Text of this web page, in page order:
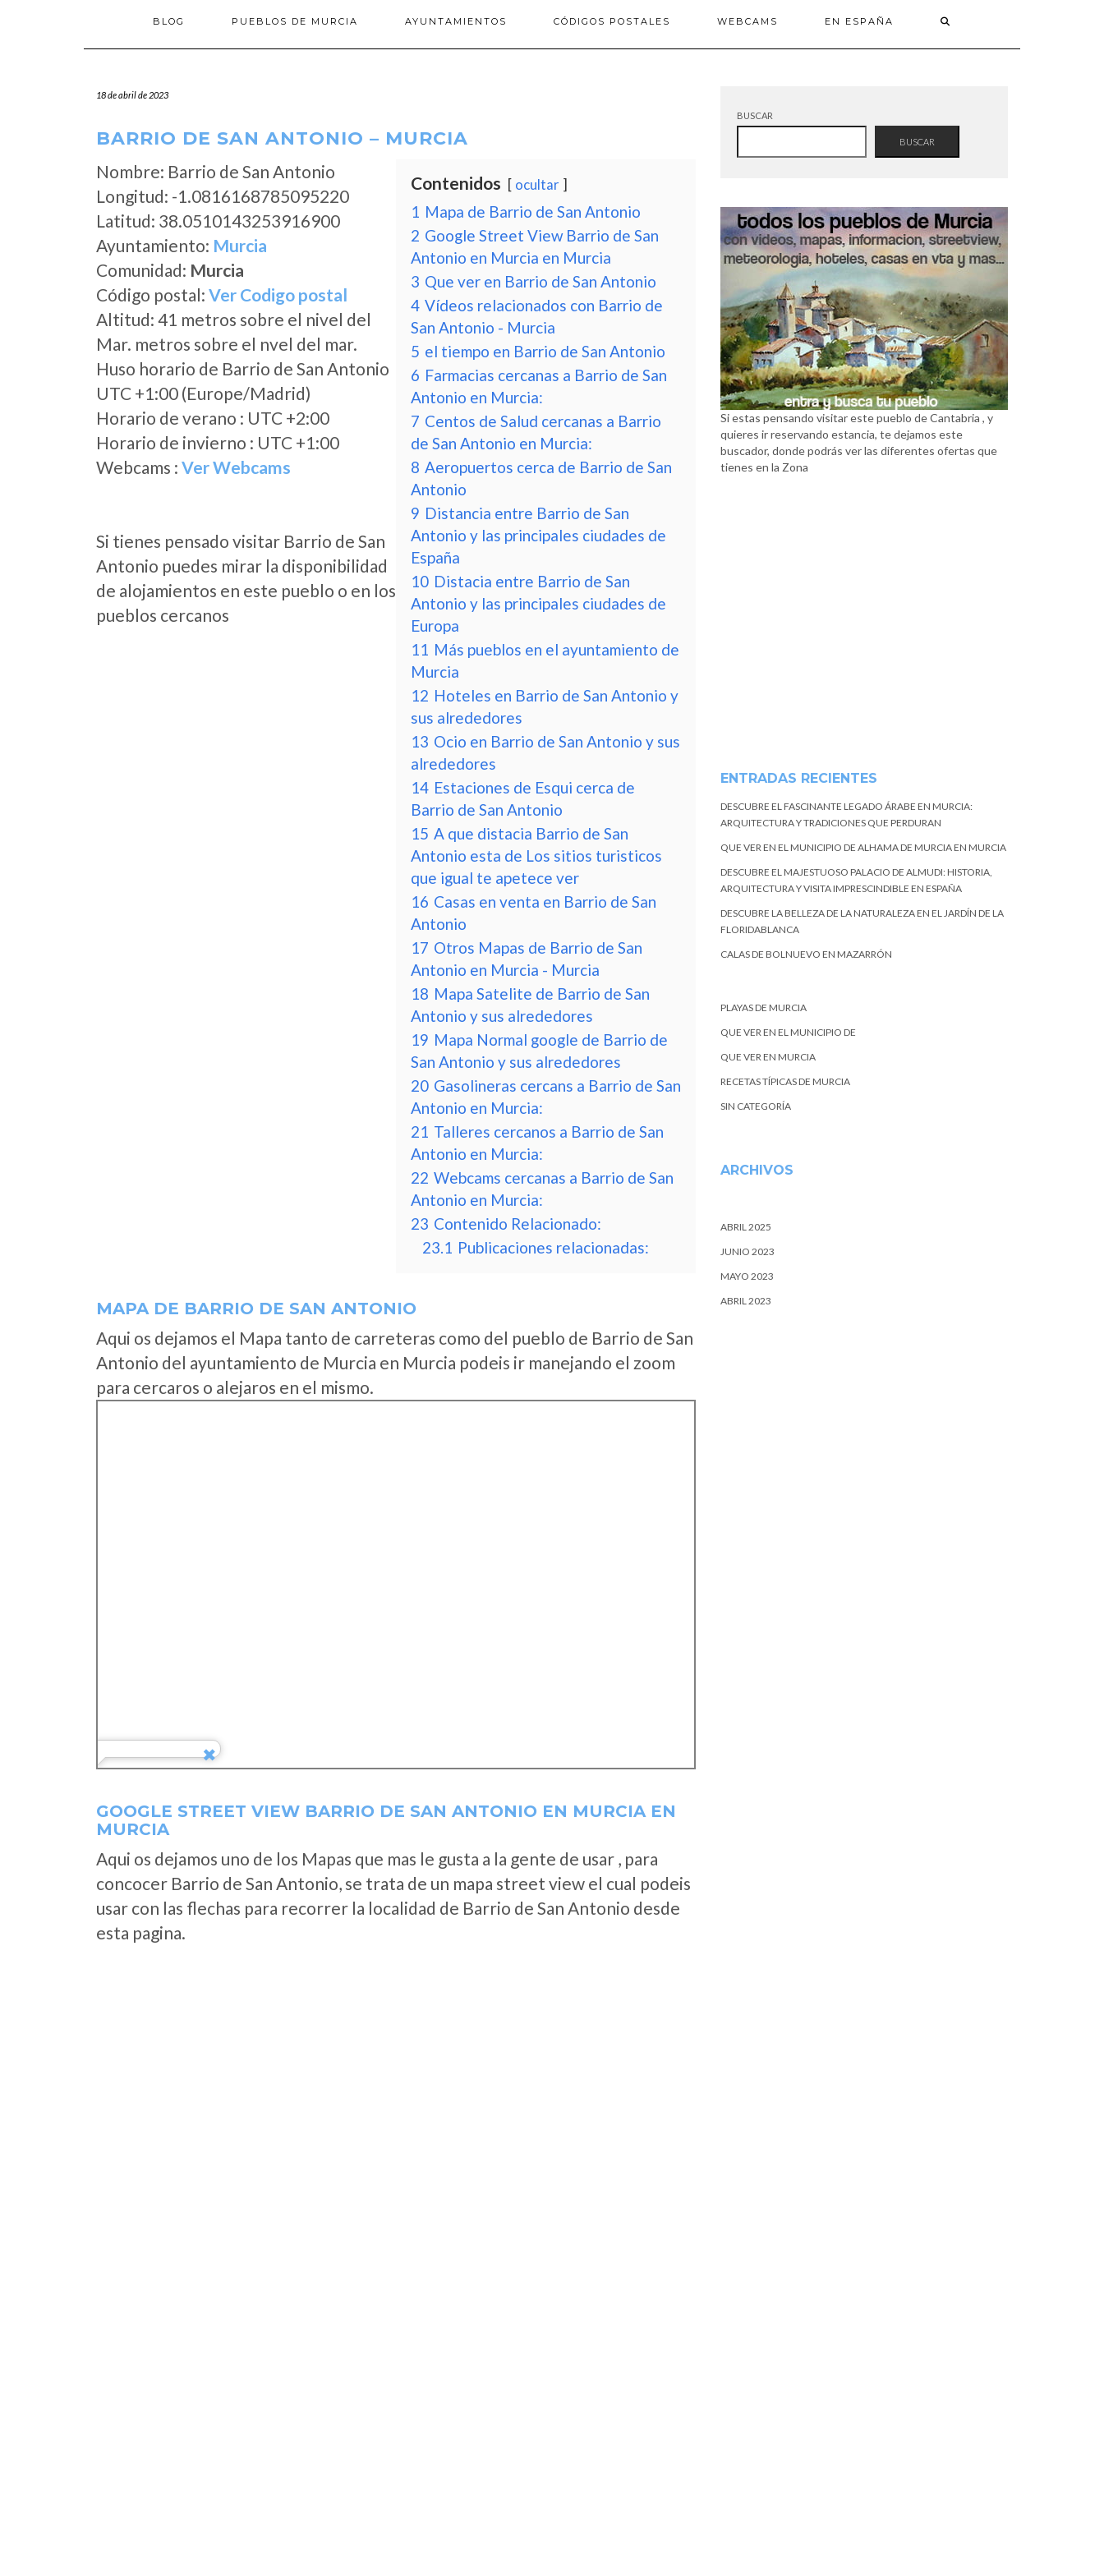
BLOG PUEBLOS DE MURCIA AYUNTAMIENTOS CÓDIGOS POSTALES WEBCAMS EN ESPAÑA
18 de abril de 2023
BARRIO DE SAN ANTONIO – MURCIA
Nombre: Barrio de San Antonio
Longitud: -1.0816168785095220
Latitud: 38.0510143253916900
Ayuntamiento: Murcia
Comunidad: Murcia
Código postal: Ver Codigo postal
Altitud: 41 metros sobre el nivel del
Mar. metros sobre el nvel del mar.
Huso horario de Barrio de San Antonio
UTC +1:00 (Europe/Madrid)
Horario de verano : UTC +2:00
Horario de invierno : UTC +1:00
Webcams : Ver Webcams
Si tienes pensado visitar Barrio de San
Antonio puedes mirar la disponibilidad
de alojamientos en este pueblo o en los
pueblos cercanos
Contenidos ocultar
1 Mapa de Barrio de San Antonio
2 Google Street View Barrio de San
Antonio en Murcia en Murcia
3 Que ver en Barrio de San Antonio
4 Vídeos relacionados con Barrio de
San Antonio - Murcia
5 el tiempo en Barrio de San Antonio
6 Farmacias cercanas a Barrio de San
Antonio en Murcia:
7 Centos de Salud cercanas a Barrio
de San Antonio en Murcia:
8 Aeropuertos cerca de Barrio de San
Antonio
9 Distancia entre Barrio de San
Antonio y las principales ciudades de
España
10 Distacia entre Barrio de San
Antonio y las principales ciudades de
Europa
11 Más pueblos en el ayuntamiento de
Murcia
12 Hoteles en Barrio de San Antonio y
sus alrededores
13 Ocio en Barrio de San Antonio y sus
alrededores
14 Estaciones de Esqui cerca de
Barrio de San Antonio
15 A que distacia Barrio de San
Antonio esta de Los sitios turisticos
que igual te apetece ver
16 Casas en venta en Barrio de San
Antonio
17 Otros Mapas de Barrio de San
Antonio en Murcia - Murcia
18 Mapa Satelite de Barrio de San
Antonio y sus alrededores
19 Mapa Normal google de Barrio de
San Antonio y sus alrededores
20 Gasolineras cercans a Barrio de San
Antonio en Murcia:
21 Talleres cercanos a Barrio de San
Antonio en Murcia:
22 Webcams cercanas a Barrio de San
Antonio en Murcia:
23 Contenido Relacionado:
23.1 Publicaciones relacionadas:
MAPA DE BARRIO DE SAN ANTONIO
Aqui os dejamos el Mapa tanto de carreteras como del pueblo de Barrio de San
Antonio del ayuntamiento de Murcia en Murcia podeis ir manejando el zoom
para cercaros o alejaros en el mismo.
GOOGLE STREET VIEW BARRIO DE SAN ANTONIO EN MURCIA EN
MURCIA
Aqui os dejamos uno de los Mapas que mas le gusta a la gente de usar , para
concocer Barrio de San Antonio, se trata de un mapa street view el cual podeis
usar con las flechas para recorrer la localidad de Barrio de San Antonio desde
esta pagina.
BUSCAR
BUSCAR
Si estas pensando visitar este pueblo de Cantabria , y
quieres ir reservando estancia, te dejamos este
buscador, donde podrás ver las diferentes ofertas que
tienes en la Zona
ENTRADAS RECIENTES
DESCUBRE EL FASCINANTE LEGADO ÁRABE EN MURCIA:
ARQUITECTURA Y TRADICIONES QUE PERDURAN
QUE VER EN EL MUNICIPIO DE ALHAMA DE MURCIA EN MURCIA
DESCUBRE EL MAJESTUOSO PALACIO DE ALMUDI: HISTORIA,
ARQUITECTURA Y VISITA IMPRESCINDIBLE EN ESPAÑA
DESCUBRE LA BELLEZA DE LA NATURALEZA EN EL JARDÍN DE LA
FLORIDABLANCA
CALAS DE BOLNUEVO EN MAZARRÓN
PLAYAS DE MURCIA
QUE VER EN EL MUNICIPIO DE
QUE VER EN MURCIA
RECETAS TÍPICAS DE MURCIA
SIN CATEGORÍA
ARCHIVOS
ABRIL 2025
JUNIO 2023
MAYO 2023
ABRIL 2023